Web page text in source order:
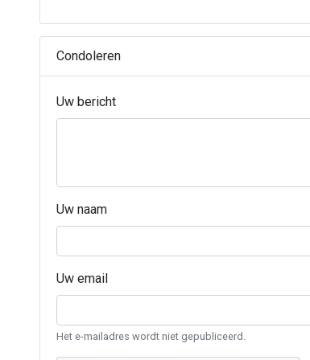
Condoleren
Uw bericht
Uw naam
Uw email
Het e-mailadres wordt niet gepubliceerd.